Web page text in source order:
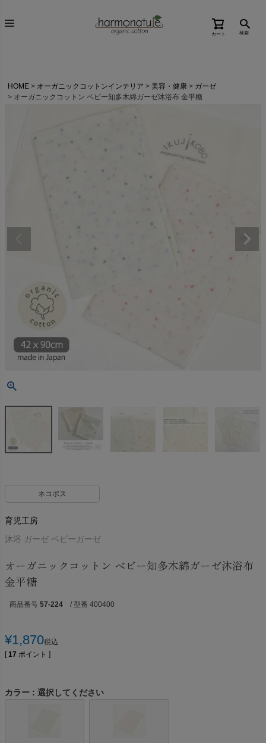
カート 検索
HOME オーガニックコットンインテリア 美容・健康
ガーゼ
オーガニックコットン ベビー知多木綿ガーゼ沐浴布 金平糖
ネコポス
育児工房
沐浴 ガーゼ ベビーガーゼ
オーガニックコットン ベビー知多木綿ガーゼ沐浴布
金平糖
商品番号 57-224 / 型番 400400
¥1,870税込
[ 17 ポイント ]
カラー 選択してください